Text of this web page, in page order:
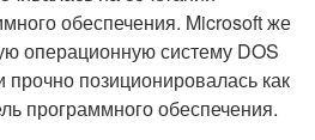
обеспечения. Microsoft же
операционную систему DOS
позиционировалась как
программного обеспечения.